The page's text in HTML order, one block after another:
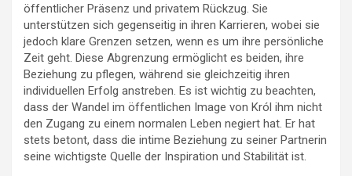
öffentlicher Präsenz und privatem Rückzug. Sie
unterstützen sich gegenseitig in ihren Karrieren, wobei sie
jedoch klare Grenzen setzen, wenn es um ihre persönliche
Zeit geht. Diese Abgrenzung ermöglicht es beiden, ihre
Beziehung zu pflegen, während sie gleichzeitig ihren
individuellen Erfolg anstreben. Es ist wichtig zu beachten,
dass der Wandel im öffentlichen Image von Król ihm nicht
den Zugang zu einem normalen Leben negiert hat. Er hat
stets betont, dass die intime Beziehung zu seiner Partnerin
seine wichtigste Quelle der Inspiration und Stabilität ist.